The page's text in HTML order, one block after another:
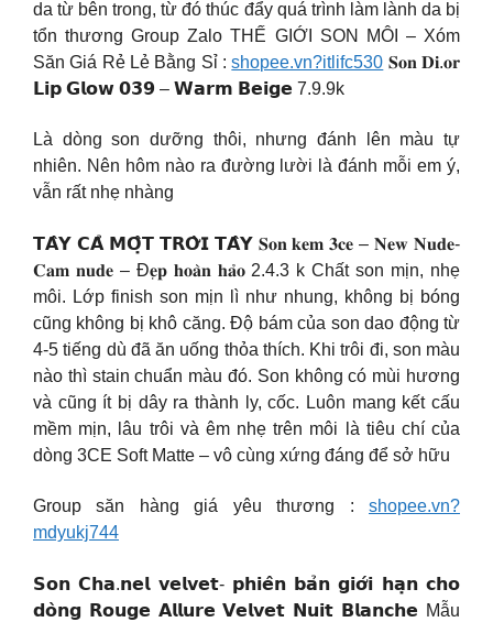
da từ bên trong, từ đó thúc đẩy quá trình làm lành da bị
tổn thương Group Zalo THẾ GIỚI SON MÔI – Xóm
Săn Giá Rẻ Lẻ Bằng Sỉ :shopee.vn?itlifc530 𝐒𝐨𝐧 𝐃𝐢.𝐨𝐫
𝗟𝗶𝗽 𝗚𝗹𝗼𝘄 𝟬𝟯𝟵 – 𝗪𝗮𝗿𝗺 𝗕𝗲𝗶𝗴𝗲 7.9.9k
Là dòng son dưỡng thôi, nhưng đánh lên màu tự
nhiên. Nên hôm nào ra đường lười là đánh mỗi em ý,
vẫn rất nhẹ nhàng
𝗧𝗔̂𝗬 𝗖𝗔̉ 𝗠𝗢̣̂𝗧 𝗧𝗥𝗢̛̀𝗜 𝗧𝗔̂𝗬 𝐒𝐨𝐧 𝐤𝐞𝐦 𝟑𝐜𝐞 – 𝐍𝐞𝐰 𝐍𝐮𝐝𝐞-
𝐂𝐚𝐦 𝐧𝐮𝐝𝐞 – Đ𝐞̣𝐩 𝐡𝐨𝐚̀𝐧 𝐡𝐚̉𝐨 2.4.3 k Chất son mịn, nhẹ
môi. Lớp finish son mịn lì như nhung, không bị bóng
cũng không bị khô căng. Độ bám của son dao động từ
4-5 tiếng dù đã ăn uống thỏa thích. Khi trôi đi, son màu
nào thì stain chuẩn màu đó. Son không có mùi hương
và cũng ít bị dây ra thành ly, cốc. Luôn mang kết cấu
mềm mịn, lâu trôi và êm nhẹ trên môi là tiêu chí của
dòng 3CE Soft Matte – vô cùng xứng đáng để sở hữu
Group săn hàng giá yêu thương : shopee.vn?
mdyukj744
𝗦𝗼𝗻 𝗖𝗵𝗮.𝗻𝗲𝗹 𝘃𝗲𝗹𝘃𝗲𝘁- 𝗽𝗵𝗶𝗲̂𝗻 𝗯𝗮̉𝗻 𝗴𝗶𝗼̛́𝗶 𝗵𝗮̣𝗻 𝗰𝗵𝗼
𝗱𝗼̀𝗻𝗴 𝗥𝗼𝘂𝗴𝗲 𝗔𝗹𝗹𝘂𝗿𝗲 𝗩𝗲𝗹𝘃𝗲𝘁 𝗡𝘂𝗶𝘁 𝗕𝗹𝗮𝗻𝗰𝗵𝗲 Mẫu